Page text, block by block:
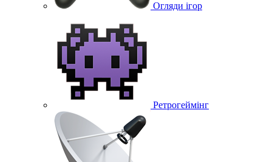
Огляди ігор
Ретрогеймінг